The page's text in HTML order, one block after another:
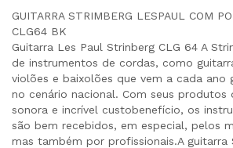
GUITARRA STRIMBERG LESPAUL COM
CLG64 BK
Guitarra Les Paul Strinberg CLG 64 A
de instrumentos de cordas, como
violões e baixolões que vem a cada ano
no cenário nacional. Com seus produtos
sonora e incrível custobenefício, os
são bem recebidos, em especial, pelos
mas também por profissionais.A guitarra